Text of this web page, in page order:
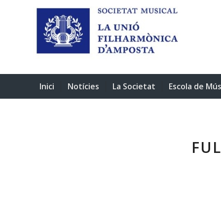
Inici Notícies La Societat Escola de